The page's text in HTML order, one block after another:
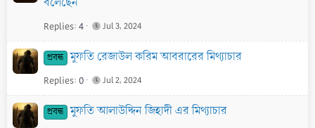
Replies 4 Jul 3, 2024
প্রবন্ধ মুফতি রেজাউল করিম আবরারের মিথ্যাচার
Replies 0 Jul 2, 2024
প্রবন্ধ মুফতি আলাউদ্দিন জিহাদী এর মিথ্যাচার